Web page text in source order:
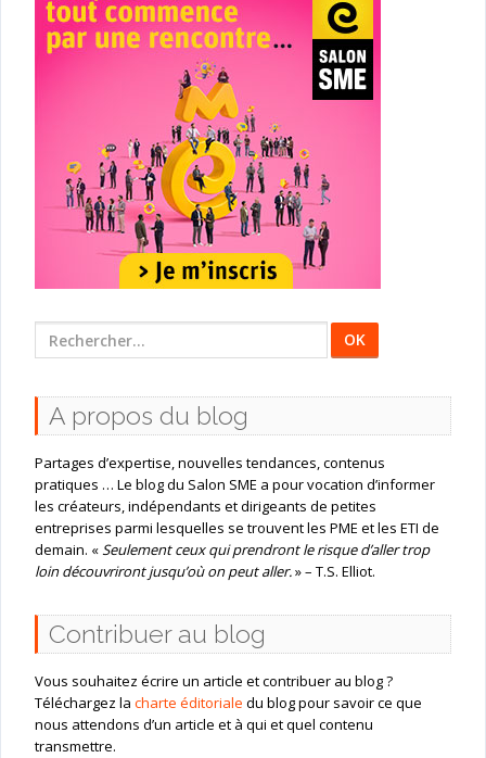
Rechercher
:
A propos du blog
Partages d’expertise, nouvelles tendances, contenus
pratiques … Le blog du Salon SME a pour vocation d’informer
les créateurs, indépendants et dirigeants de petites
entreprises parmi lesquelles se trouvent les PME et les ETI de
demain. «Seulement ceux qui prendront le risque d’aller trop
loin découvriront jusqu’où on peut aller.» – T.S. Elliot.
Contribuer au blog
Vous souhaitez écrire un article et contribuer au blog ?
Téléchargez la charte éditoriale du blog pour savoir ce que
nous attendons d’un article et à qui et quel contenu
transmettre.